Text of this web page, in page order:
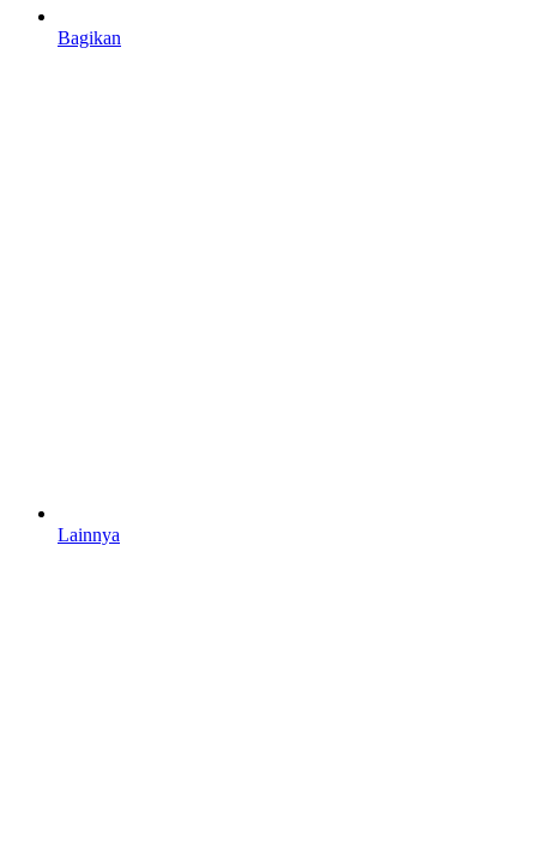
Bagikan
Lainnya